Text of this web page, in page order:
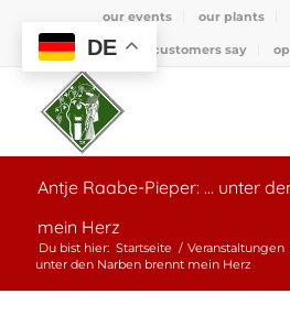
our events our plants
what customers say
Antje Raabe-Pieper: … unter
mein Herz
Du bist hier: Startseite / Veranstaltungen
unter den Narben brennt mein Herz
DE